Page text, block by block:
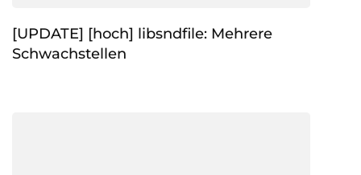
[UPDATE] [hoch] libsndfile: Mehrere
Schwachstellen